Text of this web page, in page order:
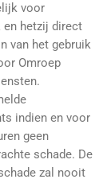
voor
en hetzij direct
van het gebruik
Omroep
indien en voor
geen
schade. De
zal nooit